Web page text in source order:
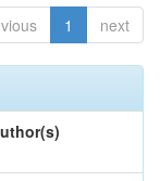
1 next